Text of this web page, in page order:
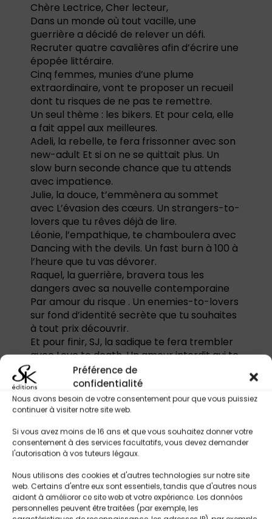
Préférence de
confidentialité
Nous avons besoin de votre consentement pour que vous puissiez
continuer à visiter notre site web.
Si vous avez moins de 16 ans et que vous souhaitez donner votre
consentement à des services facultatifs, vous devez demander
l'autorisation à vos tuteurs légaux.
Nous utilisons des cookies et d'autres technologies sur notre site
web. Certains d'entre eux sont essentiels, tandis que d'autres nous
aident à améliorer ce site web et votre expérience. Les données
personnelles peuvent être traitées (par exemple, les
Chère Lectrice, Cher lecteur,
Dans un monde où tout vacille, une
guerrière a décidé de relever un défi.
Recruter quatre cavalières afin d’écrire une
épopée littéraire.
Cinq femmes, munies d’une plume
extraordinaire, vont te proposer un recueil
dont tu risques de ne pas te remettre.
Un seul thème : les bikers. Et pour cela, elle
a fait appel aux meilleures.
Adeli, la rebelle, te fera frissonner avec son
new-adult Et si on ne se quittait plus. Un
slow burn seconde chance que tu attends
avec impatience.
Julie, la douce, t’emmènera au sommet
avec L’évasion des cœurs. Un strangers-to-
lovers que tu rêves déjà de lire.
Léonie, l’empathique, te chamboulera avec
Dancing with the devils. Un fast burn à 100 à
l’heure que tu vas dévorer.
Raquel, la guerrière, bravera tous les
dangers avec sa nouvelle contemporaine
Par amour du risque . Un enemies-to-lovers
sur fond d’identité secrète que tu souhaites
à tout prix découvrir.
Et pour finir, SJ, la sadique te fera trembler
avec Love to death. Un amour interdit qui te
captivera jusqu’au point final.
Prêt à succomber à notre ouvrage ? Les
Spicy Riders n’attendent que toi…
Romance biker
Slow burn & fast burn
Enemies to lovers
Strangers to lovers
Amour interdit